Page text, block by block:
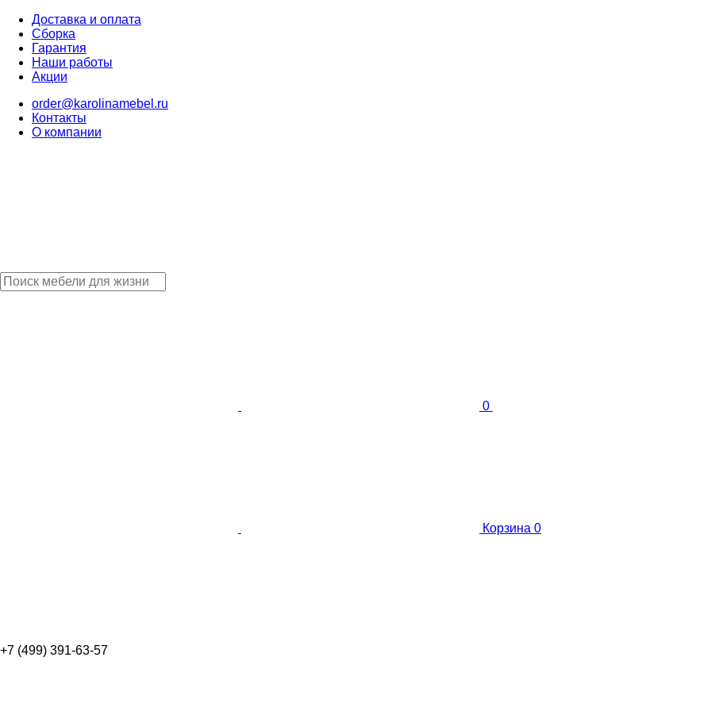
Доставка и оплата
Сборка
Гарантия
Наши работы
Акции
order@karolinamebel.ru
Контакты
О компании
0
Корзина 0
+7 (499) 391-63-57